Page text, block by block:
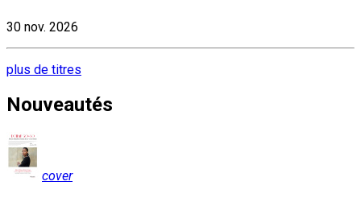
30 nov. 2026
plus de titres
Nouveautés
cover